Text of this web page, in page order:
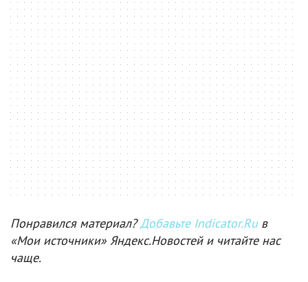
Понравился материал?Добавьте Indicator.Ruв
«Мои источники» Яндекс.Новостей и читайте нас
чаще.